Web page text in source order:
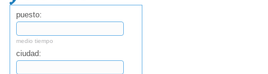
puesto:
medio tiempo
ciudad: